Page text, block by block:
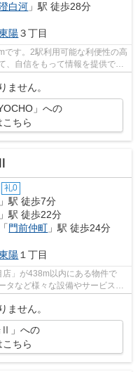
白河 」駅 徒歩28分
陽３丁目
です。2駅利用可能な利便性の高
、自信をもって情報を提供でき
ません。
」への
ちら
礼0
」駅 徒歩7分
」駅 徒歩22分
「 門前仲町 」駅 徒歩24分
陽 １丁目
」が438m以内にある物件で
タなど様々な設備やサービスが
ません。
Ⅱ」への
ちら